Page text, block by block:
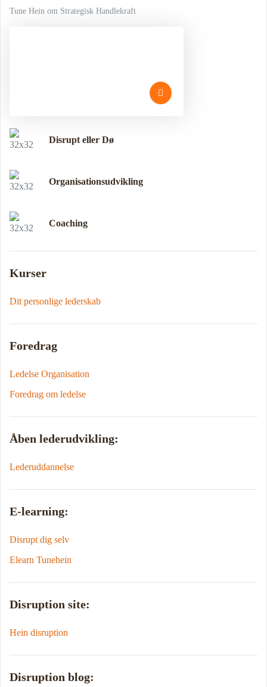
Tune Hein om Strategisk Handlekraft
Disrupt eller Dø
Organisationsudvikling
Coaching
Kurser
Dit personlige lederskab
Foredrag
Ledelse Organisation
Foredrag om ledelse
Åben lederudvikling:
Lederuddannelse
E-learning:
Disrupt dig selv
Elearn Tunehein
Disruption site:
Hein disruption
Disruption blog: